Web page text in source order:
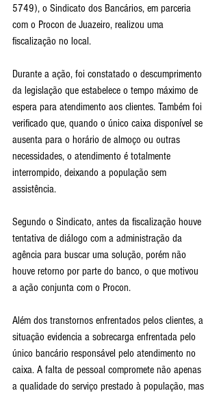
5749), o Sindicato dos Bancários, em parceria
com o Procon de Juazeiro, realizou uma
fiscalização no local.
Durante a ação, foi constatado o descumprimento
da legislação que estabelece o tempo máximo de
espera para atendimento aos clientes. Também foi
verificado que, quando o único caixa disponível se
ausenta para o horário de almoço ou outras
necessidades, o atendimento é totalmente
interrompido, deixando a população sem
assistência.
Segundo o Sindicato, antes da fiscalização houve
tentativa de diálogo com a administração da
agência para buscar uma solução, porém não
houve retorno por parte do banco, o que motivou
a ação conjunta com o Procon.
Além dos transtornos enfrentados pelos clientes, a
situação evidencia a sobrecarga enfrentada pelo
único bancário responsável pelo atendimento no
caixa. A falta de pessoal compromete não apenas
a qualidade do serviço prestado à população, mas